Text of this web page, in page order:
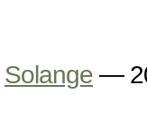
Solange —